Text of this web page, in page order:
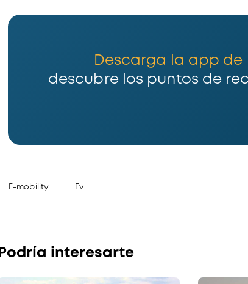
Descarga la app de
descubre los puntos de
E-mobility Ev
Podría interesarte